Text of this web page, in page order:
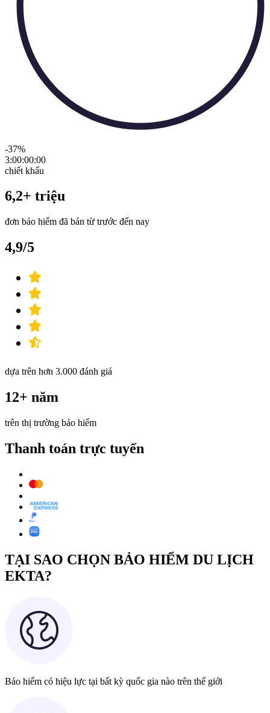
-37%
3:00:00:00
chiết khấu
6,2+ triệu
đơn bảo hiểm đã bán từ trước đến nay
4,9/5
dựa trên hơn 3.000 đánh giá
12+ năm
trên thị trường bảo hiểm
Thanh toán trực tuyến
TẠI SAO CHỌN BẢO HIỂM DU LỊCH
EKTA?
Bảo hiểm có hiệu lực tại bất kỳ quốc gia nào trên thế giới